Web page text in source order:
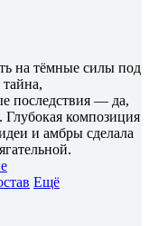
на тёмные силы под
последствия — да,
композиция
и амбры сделала
Ещё